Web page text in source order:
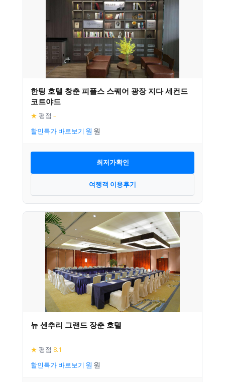
한팅 호텔 창춘 피플스 스퀘어 광장 지다 세컨드
코트야드
★ 평점 –
할인특가 바로보기
최저가확인
여행객 이용후기
뉴 센추리 그랜드 장춘 호텔
★ 평점 8.1
할인특가 바로보기